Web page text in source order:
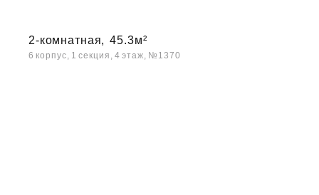
2-комнатная, 45.3м²
6 корпус, 1 секция, 4 этаж, №1370